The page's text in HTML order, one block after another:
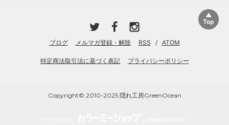
ブログ メルマガ登録・解除 RSS / ATOM
特定商法取引法に基づく表記 プライバシーポリシー
Copyright© 2010-2025 隠れ工房GreenOcean